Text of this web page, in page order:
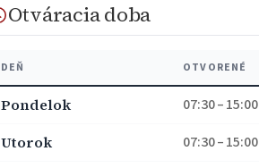
Otváracia doba
DEŇ OTVORENÉ
Pondelok 07:30 – 15:00
Utorok
07:30 – 15:00